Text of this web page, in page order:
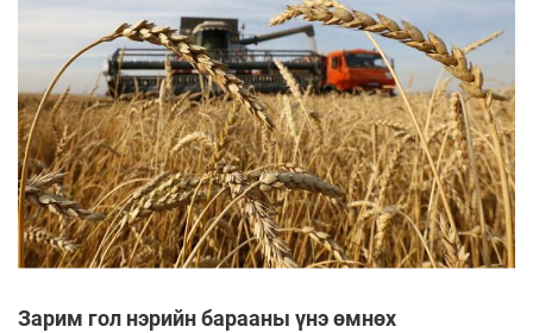
Зарим гол нэрийн барааны үнэ өмнөх